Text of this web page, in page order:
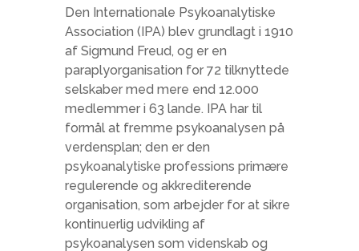
Den Internationale Psykoanalytiske
Association (IPA) blev grundlagt i 1910
af Sigmund Freud, og er en
paraplyorganisation for 72 tilknyttede
selskaber med mere end 12.000
medlemmer i 63 lande. IPA har til
formål at fremme psykoanalysen på
verdensplan; den er den
psykoanalytiske professions primære
regulerende og akkrediterende
organisation, som arbejder for at sikre
kontinuerlig udvikling af
psykoanalysen som videnskab og